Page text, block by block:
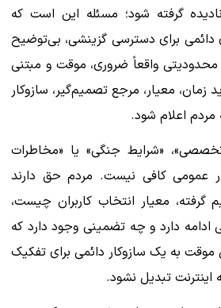
گرفته شود؛ مسئله این است که
دائمی برای دسترسی گزینشی، بی‌توضیح
محدودیتی واقعاً ضروری، موقت و مبتنی
زمان، معیار، مرجع تصمیم‌گیر، سازوکار
مردم اعلام شود.
«شرایط جنگی» یا «مخاطرات
عمومی کافی نیست. مردم حق دارند
گرفته، معیار انتخاب کاربران چیست،
دارد و چه تضمینی وجود دارد که
موقت به یک سازوکار دائمی برای تفکیک
تبدیل نشود.